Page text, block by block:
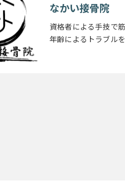
なかい接骨院
資格者による手技で
年齢によるトラブル